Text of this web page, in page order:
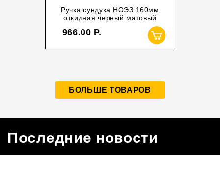
Ручка сундука НОЭЗ 160мм
откидная черный матовый
966.00
БОЛЬШЕ ТОВАРОВ
Последние новости